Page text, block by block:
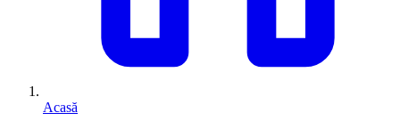
Acasă